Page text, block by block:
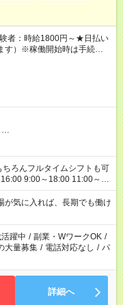
者：時給1800円～★日払い
す）※稼働開始時は手続き完
…
9:00～18:00 11:00～
ん ※法令に基づき、週20時
となります ※労働者派遣法
短時間・短期間の就業はご
気に入れば、長期でも働け
躍中 / 副業・WワークOK /
大量募集 / 電話対応なし / パ
詳細へ